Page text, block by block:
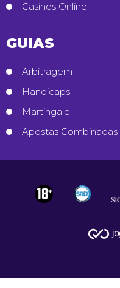
Casinos Online
GUIAS
Arbitragem
Handicaps
Martingale
Apostas Combinadas